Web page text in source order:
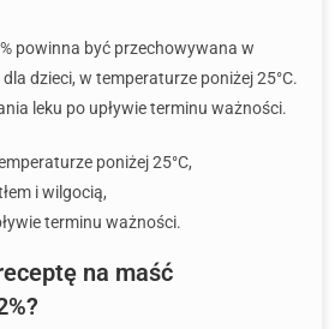
powinna być przechowywana w
dzieci, w temperaturze poniżej 25°C.
leku po upływie terminu ważności.
poniżej 25°C,
i wilgocią,
terminu ważności.
na maść